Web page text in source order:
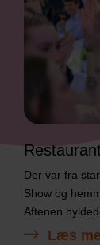
Der var fra
Show og
Aftenen
Læs